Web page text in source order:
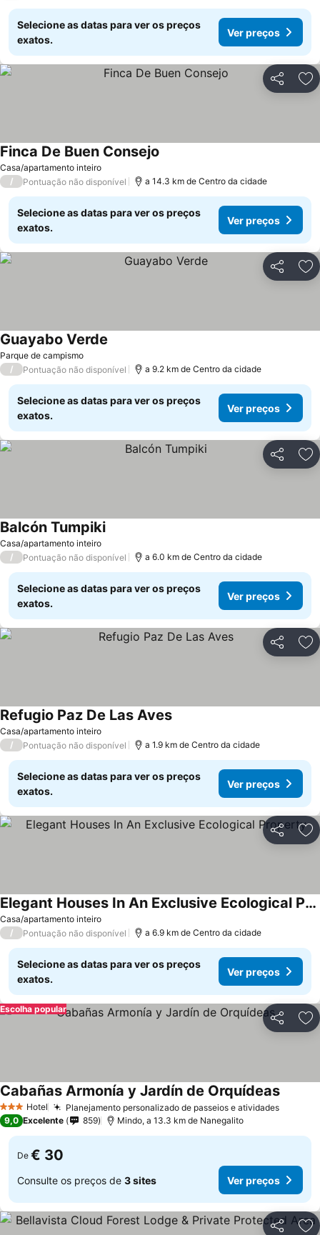
Selecione as datas para ver os preços
exatos.
Ver preços
Partilhar
Casa/apartamento inteiro
Finca De Buen Consejo
/ Pontuação não disponível a 14.3 km de Centro da cidade
Selecione as datas para ver os preços
exatos.
Ver preços
Partilhar
Parque de campismo
Guayabo Verde
/ Pontuação não disponível a 9.2 km de Centro da cidade
Selecione as datas para ver os preços
exatos.
Ver preços
Partilhar
Casa/apartamento inteiro
Balcón Tumpiki
/ Pontuação não disponível a 6.0 km de Centro da cidade
Selecione as datas para ver os preços
exatos.
Ver preços
Partilhar
Casa/apartamento inteiro
Refugio Paz De Las Aves
/ Pontuação não disponível a 1.9 km de Centro da cidade
Selecione as datas para ver os preços
exatos.
Ver preços
Partilhar
Casa/apartamento inteiro
Elegant Houses In An Exclusive Ecological Property
/ Pontuação não disponível a 6.9 km de Centro da cidade
Selecione as datas para ver os preços
exatos.
Ver preços
Partilhar
Escolha popular
3 EstrelasHotel Planejamento personalizado de passeios e atividades
Cabañas Armonía y Jardín de Orquídeas
9,0 Excelente 859 Mindo, a 13.3 km de Nanegalito
De € 30
Consulte os preços de 3 sites Ver preços
Partilhar